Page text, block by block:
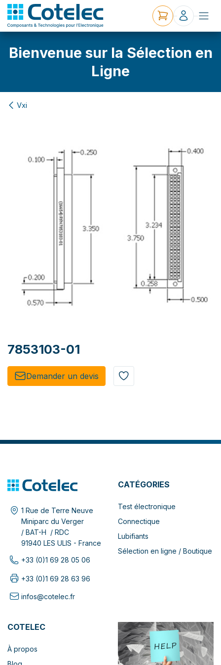
Bienvenue sur la Sélection en
Ligne
Vxi
7853103-01
Demander un de​​vis​​
1 Rue de Terre Neuve
Miniparc du Verger
/ BAT-H / RDC
91940 LES ULIS - France
+33 (0)1 69 28 05 06
+33 (0)1 69 28 63 96
infos@cotelec.fr
CATÉGORIES
Test électronique
Connectique
Lubifiants
Sélection en ligne / Boutique
COTELEC
À propos